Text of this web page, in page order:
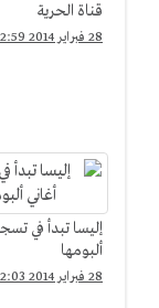
قناة الحرية
28 فبراير 2014 2:59 م
إليسا تبدأ في
ألبومها
28 فبراير 2014 2:03 م